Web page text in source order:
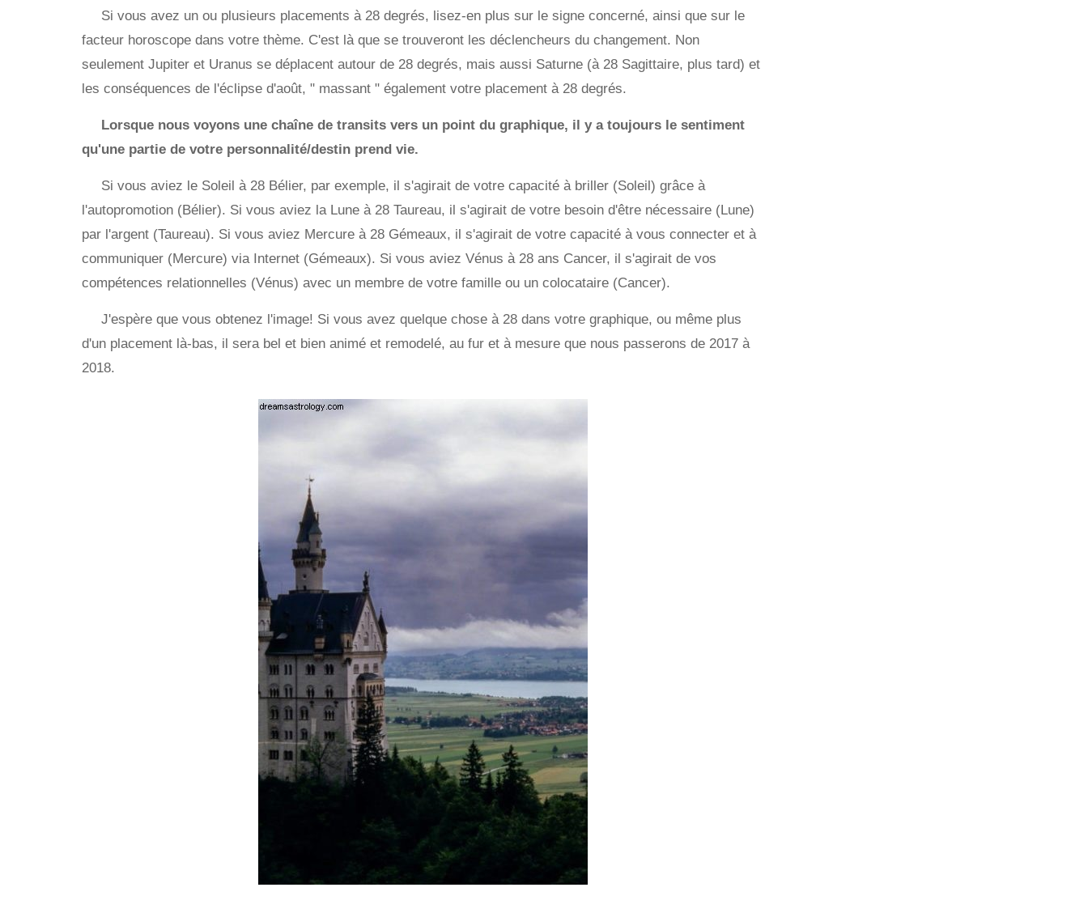
Si vous avez un ou plusieurs placements à 28 degrés, lisez-en plus sur le signe concerné, ainsi que sur le
facteur horoscope dans votre thème. C'est là que se trouveront les déclencheurs du changement. Non
seulement Jupiter et Uranus se déplacent autour de 28 degrés, mais aussi Saturne (à 28 Sagittaire, plus tard) et
les conséquences de l'éclipse d'août, " massant " également votre placement à 28 degrés.
Lorsque nous voyons une chaîne de transits vers un point du graphique, il y a toujours le sentiment
qu'une partie de votre personnalité/destin prend vie.
Si vous aviez le Soleil à 28 Bélier, par exemple, il s'agirait de votre capacité à briller (Soleil) grâce à
l'autopromotion (Bélier). Si vous aviez la Lune à 28 Taureau, il s'agirait de votre besoin d'être nécessaire (Lune)
par l'argent (Taureau). Si vous aviez Mercure à 28 Gémeaux, il s'agirait de votre capacité à vous connecter et à
communiquer (Mercure) via Internet (Gémeaux). Si vous aviez Vénus à 28 ans Cancer, il s'agirait de vos
compétences relationnelles (Vénus) avec un membre de votre famille ou un colocataire (Cancer).
J'espère que vous obtenez l'image! Si vous avez quelque chose à 28 dans votre graphique, ou même plus
d'un placement là-bas, il sera bel et bien animé et remodelé, au fur et à mesure que nous passerons de 2017 à
2018.